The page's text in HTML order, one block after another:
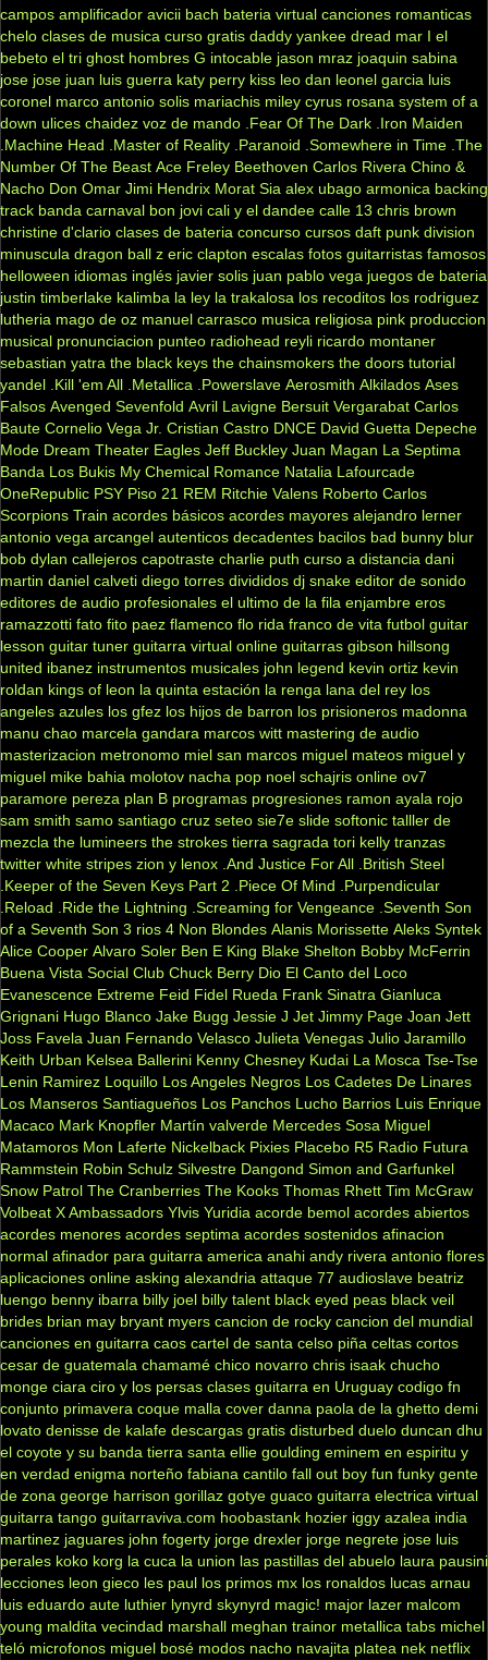
campos amplificador avicii bach bateria virtual canciones romanticas
chelo clases de musica curso gratis daddy yankee dread mar I el
bebeto el tri ghost hombres G intocable jason mraz joaquin sabina
jose jose juan luis guerra katy perry kiss leo dan leonel garcia luis
coronel marco antonio solis mariachis miley cyrus rosana system of a
down ulices chaidez voz de mando .Fear Of The Dark .Iron Maiden
.Machine Head
.Master of Reality .Paranoid .Somewhere in Time .The
Number Of The Beast Ace Freley Beethoven Carlos Rivera Chino &
Nacho Don Omar Jimi Hendrix Morat Sia alex ubago armonica backing
track banda carnaval bon jovi cali y el dandee calle 13 chris brown
christine d'clario clases de bateria concurso cursos daft punk division
minuscula dragon ball z eric clapton escalas fotos guitarristas famosos
helloween idiomas inglés javier solis juan pablo vega juegos de bateria
justin timberlake kalimba la ley la trakalosa los recoditos los rodriguez
lutheria mago de oz manuel carrasco musica religiosa pink produccion
musical pronunciacion punteo radiohead reyli ricardo montaner
sebastian yatra the black keys the chainsmokers the doors tutorial
yandel .Kill 'em All .Metallica .Powerslave Aerosmith Alkilados Ases
Falsos Avenged Sevenfold Avril Lavigne Bersuit Vergarabat Carlos
Baute Cornelio Vega Jr. Cristian Castro DNCE David Guetta Depeche
Mode Dream Theater Eagles Jeff Buckley Juan Magan La Septima
Banda Los Bukis My Chemical Romance Natalia Lafourcade
OneRepublic PSY Piso 21 REM Ritchie Valens Roberto Carlos
Scorpions Train acordes básicos acordes mayores alejandro lerner
antonio vega arcangel autenticos decadentes bacilos bad bunny blur
bob dylan callejeros capotraste charlie puth curso a distancia dani
martin daniel calveti diego torres divididos dj snake editor de sonido
editores de audio profesionales el ultimo de la fila enjambre eros
ramazzotti fato fito paez flamenco flo rida franco de vita futbol guitar
lesson guitar tuner guitarra virtual online guitarras gibson hillsong
united ibanez instrumentos musicales john legend kevin ortiz kevin
roldan kings of leon la quinta estación la renga lana del rey los
angeles azules los gfez los hijos de barron los prisioneros madonna
manu chao marcela gandara marcos witt mastering de audio
masterizacion metronomo miel san marcos miguel mateos miguel y
miguel mike bahia molotov nacha pop noel schajris online ov7
paramore pereza plan B programas progresiones ramon ayala rojo
sam smith samo santiago cruz seteo sie7e slide softonic talller de
mezcla the lumineers the strokes tierra sagrada tori kelly tranzas
twitter white stripes zion y lenox .And Justice For All .British Steel
.Keeper of the Seven Keys Part 2
.Piece Of Mind
.Purpendicular
.Reload
.Ride the Lightning .Screaming for Vengeance .Seventh Son
of a Seventh Son 3 rios 4 Non Blondes Alanis Morissette Aleks Syntek
Alice Cooper Alvaro Soler Ben E King Blake Shelton Bobby McFerrin
Buena Vista Social Club Chuck Berry Dio El Canto del Loco
Evanescence Extreme Feid Fidel Rueda Frank Sinatra Gianluca
Grignani Hugo Blanco Jake Bugg Jessie J Jet Jimmy Page Joan Jett
Joss Favela Juan Fernando Velasco Julieta Venegas Julio Jaramillo
Keith Urban Kelsea Ballerini Kenny Chesney Kudai La Mosca Tse-Tse
Lenin Ramirez Loquillo Los Angeles Negros Los Cadetes De Linares
Los Manseros Santiagueños Los Panchos Lucho Barrios Luis Enrique
Macaco Mark Knopfler Martín valverde Mercedes Sosa Miguel
Matamoros Mon Laferte Nickelback Pixies Placebo R5 Radio Futura
Rammstein Robin Schulz Silvestre Dangond Simon and Garfunkel
Snow Patrol The Cranberries The Kooks Thomas Rhett Tim McGraw
Volbeat X Ambassadors Ylvis Yuridia acorde bemol acordes abiertos
acordes menores acordes septima acordes sostenidos afinacion
normal afinador para guitarra america anahi andy rivera antonio flores
aplicaciones online asking alexandria attaque 77 audioslave beatriz
luengo benny ibarra billy joel billy talent black eyed peas black veil
brides brian may bryant myers cancion de rocky cancion del mundial
canciones en guitarra caos cartel de santa celso piña celtas cortos
cesar de guatemala chamamé chico novarro chris isaak chucho
monge ciara ciro y los persas clases guitarra en Uruguay codigo fn
conjunto primavera coque malla cover danna paola de la ghetto demi
lovato denisse de kalafe descargas gratis disturbed duelo duncan dhu
el coyote y su banda tierra santa ellie goulding eminem en espiritu y
en verdad enigma norteño fabiana cantilo fall out boy fun funky gente
de zona george harrison gorillaz gotye guaco guitarra electrica virtual
guitarra tango guitarraviva.com hoobastank hozier iggy azalea india
martinez jaguares john fogerty jorge drexler jorge negrete jose luis
perales koko korg la cuca la union las pastillas del abuelo laura pausini
lecciones leon gieco les paul los primos mx los ronaldos lucas arnau
luis eduardo aute luthier lynyrd skynyrd magic! major lazer malcom
young maldita vecindad marshall meghan trainor metallica tabs michel
teló microfonos miguel bosé modos nacho navajita platea nek netflix